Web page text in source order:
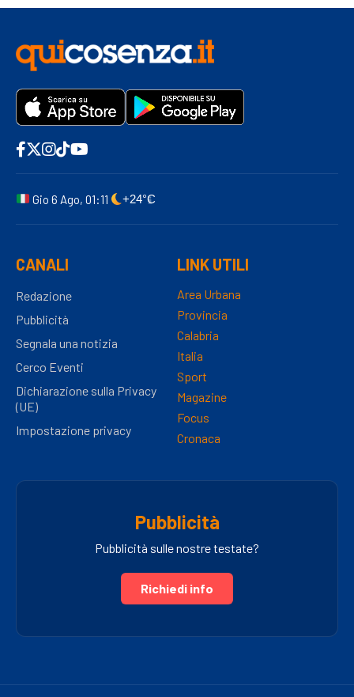
Gio 6 Ago, 01:11 +24°C
CANALI
Redazione
Pubblicità
Segnala una notizia
Cerco Eventi
Dichiarazione sulla Privacy
(UE)
Impostazione privacy
LINK UTILI
Area Urbana
Provincia
Calabria
Italia
Sport
Magazine
Focus
Cronaca
Pubblicità
Pubblicità sulle nostre testate?
Richiedi info